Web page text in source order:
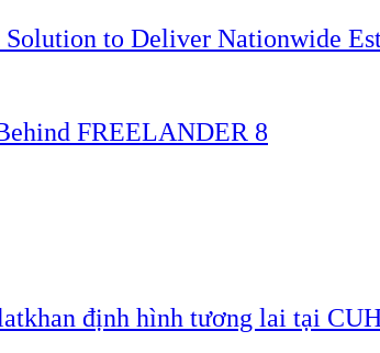
to Deliver Nationwide
FREELANDER 8
định hình tương lai tại